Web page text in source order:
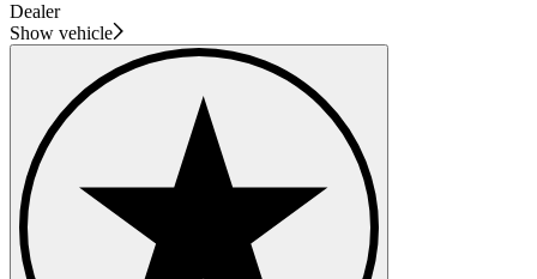
Dealer
Show vehicle